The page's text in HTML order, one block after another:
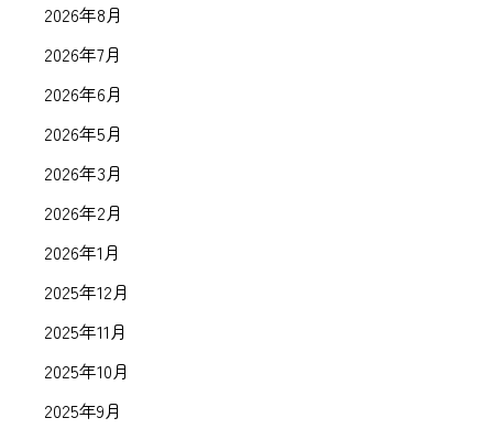
2026年8月
2026年7月
2026年6月
2026年5月
2026年3月
2026年2月
2026年1月
2025年12月
2025年11月
2025年10月
2025年9月